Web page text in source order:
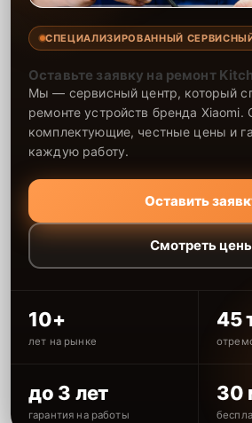
СПЕЦИАЛИЗИРОВАННЫЙ СЕРВИСНЫЙ
Оставьте заявку на ремонт
Мы — сервисный центр, который
ремонте устройств бренда Xiaomi.
комплектующие, честные цены и
каждую работу.
Оставить
Смотреть
10+
лет на рынке
45
до 3 лет
гарантия на работы
30